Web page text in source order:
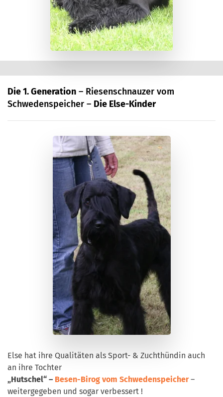
Die 1. Generation – Riesenschnauzer vom
Schwedenspeicher – Die Else-Kinder
Else hat ihre Qualitäten als Sport- & Zuchthündin auch
an ihre Tochter
„Hutschel“ – Besen-Birog vom Schwedenspeicher–
weitergegeben und sogar verbessert !